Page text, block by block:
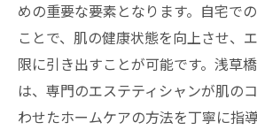
めの重要な要素となります。自宅で
ことで、肌の健康状態を向上させ、
限に引き出すことが可能です。浅草
は、専門のエステティシャンが肌の
わせたホームケアの方法を丁寧に指